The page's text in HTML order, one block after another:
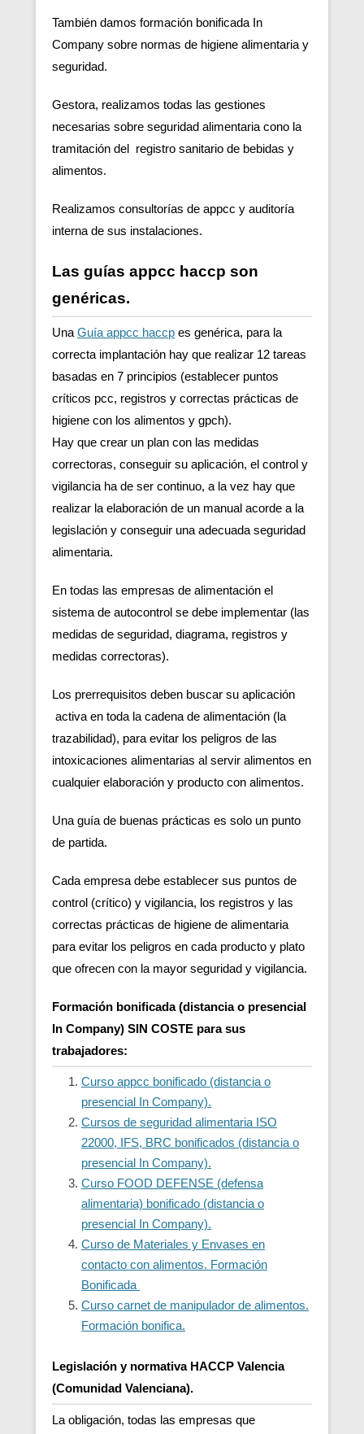
También damos formación bonificada In
Company sobre normas de higiene alimentaria y
seguridad.
Gestora, realizamos todas las gestiones
necesarias sobre seguridad alimentaria cono la
tramitación del registro sanitario de bebidas y
alimentos.
Realizamos consultorías de appcc y auditoría
interna de sus instalaciones.
Las guías appcc haccp son
genéricas.
Una Guía appcc haccp es genérica, para la
correcta implantación hay que realizar 12 tareas
basadas en 7 principios (establecer puntos
críticos pcc, registros y correctas prácticas de
higiene con los alimentos y gpch).
Hay que crear un plan con las medidas
correctoras, conseguir su aplicación, el control y
vigilancia ha de ser continuo, a la vez hay que
realizar la elaboración de un manual acorde a la
legislación y conseguir una adecuada seguridad
alimentaria.
En todas las empresas de alimentación el
sistema de autocontrol se debe implementar (las
medidas de seguridad, diagrama, registros y
medidas correctoras).
Los prerrequisitos deben buscar su aplicación
activa en toda la cadena de alimentación (la
trazabilidad), para evitar los peligros de las
intoxicaciones alimentarias al servir alimentos en
cualquier elaboración y producto con alimentos.
Una guía de buenas prácticas es solo un punto
de partida.
Cada empresa debe establecer sus puntos de
control (crítico) y vigilancia, los registros y las
correctas prácticas de higiene de alimentaria
para evitar los peligros en cada producto y plato
que ofrecen con la mayor seguridad y vigilancia.
Formación bonificada (distancia o presencial
In Company) SIN COSTE para sus
trabajadores:
Curso appcc bonificado (distancia o
presencial In Company).
Cursos de seguridad alimentaria ISO
22000, IFS, BRC bonificados (distancia o
presencial In Company).
Curso FOOD DEFENSE (defensa
alimentaria) bonificado (distancia o
presencial In Company).
Curso de Materiales y Envases en
contacto con alimentos. Formación
Bonificada
Curso carnet de manipulador de alimentos.
Formación bonifica.
Legislación y normativa HACCP Valencia
(Comunidad Valenciana).
La obligación, todas las empresas que